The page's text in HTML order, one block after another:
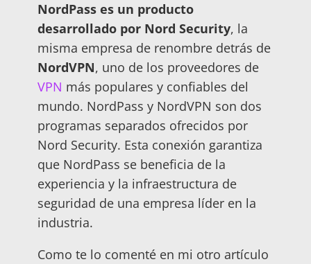
NordPass es un producto
desarrollado por Nord Security, la
misma empresa de renombre detrás de
NordVPN, uno de los proveedores de
VPN más populares y confiables del
mundo. NordPass y NordVPN son dos
programas separados ofrecidos por
Nord Security. Esta conexión garantiza
que NordPass se beneficia de la
experiencia y la infraestructura de
seguridad de una empresa líder en la
industria.
Como te lo comenté en mi otro artículo